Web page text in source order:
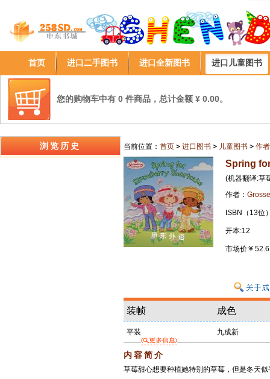
首页 进口二手图书 进口全新图书 进口儿童图书
您的购物车中有 0 件商品，总计金额 ¥ 0.00。
浏览历史 当前位置： 首页 > 进口图书 > 儿童图书 > 作
Spring
(机器翻译:草
作者：
ISBN（13位
开本:12
市场价:¥ 52.6
装帧 成色
平装 九成新
内容简介
草莓甜心想要种植她特别的草莓，但是冬天